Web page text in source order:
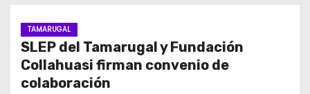
TAMARUGAL
SLEP del Tamarugal y Fundación
Collahuasi firman convenio de
colaboración